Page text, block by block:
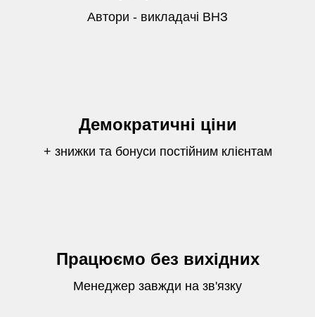
Автори - викладачі ВНЗ
Демократичні ціни
+ знижки та бонуси постійним клієнтам
Працюємо без вихідних
Менеджер завжди на зв'язку